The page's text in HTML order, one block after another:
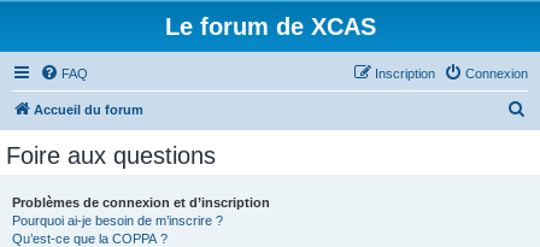
Le forum de XCAS
FAQ Connexion
Inscription
Accueil du forum
Foire aux questions
Problèmes de connexion et d’inscription
Pourquoi ai-je besoin de m’inscrire ?
Qu’est-ce que la COPPA ?